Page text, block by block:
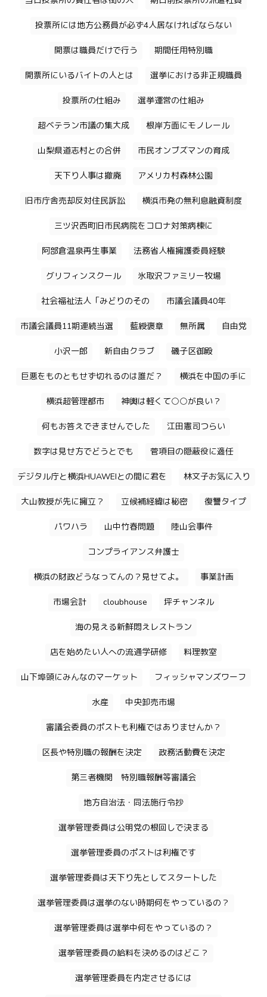
投票所には地方公務員が必ず4人居なければならない
開票は職員だけで行う 期間任用特別職
開票所にいるバイトの人とは 選挙における非正規職員
投票所の仕組み 選挙運営の仕組み
超ベテラン市議の集大成 根岸方面にモノレール
山梨県道志村との合併 市民オンブズマンの育成
天下り人事は撤廃 アメリカ村森林公園
旧市庁舎売却反対住民訴訟 横浜市発の無利息融資制度
三ツ沢西町旧市民病院をコロナ対策病棟に
阿部倉温泉再生事業 法務省人権擁護委員経験
グリフィンスクール 氷取沢ファミリー牧場
社会福祉法人「みどりのその 市議会議員40年
市議会議員11期連続当選 藍綬褒章 無所属 自由党
小沢一郎 新自由クラブ 磯子区御殿
巨悪をものともせず切れるのは誰だ？ 横浜を中国の手に
横浜超管理都市 神輿は軽くて○○が良い？
何もお答えできませんでした 江田憲司つらい
数字は見せ方でどうとでも 菅項目の隠蔽役に適任
デジタル庁と横浜HUAWEIとの間に君を 林文子お気に入り
大山教授が先に擁立？ 立候補経緯は秘密 復讐タイプ
パワハラ 山中竹春問題 陸山会事件
コンプライアンス弁護士
横浜の財政どうなってんの？見せてよ。 事業計画
市場会計 cloubhouse 坪チャンネル
海の見える新鮮悶えレストラン
店を始めたい人への流通学研修 料理教室
山下埠頭にみんなのマーケット フィッシャマンズワーフ
水産 中央卸売市場
審議会委員のポストも利権ではありませんか？
区長や特別職の報酬を決定 政務活動費を決定
第三者機関 特別職報酬等審議会
地方自治法・同法施行令抄
選挙管理委員は公明党の根回しで決まる
選挙管理委員のポストは利権です
選挙管理委員は天下り先としてスタートした
選挙管理委員は選挙のない時期何をやっているの？
選挙管理委員は選挙中何をやっているの？
選挙管理委員の給料を決めるのはどこ？
選挙管理委員を内定させるには